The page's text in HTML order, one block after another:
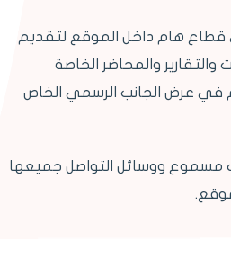
هام داخل الموقع لتقديم
والمحاضر الخاصة
عرض الجانب الرسمي الخاص
ووسائل التواصل جميعها